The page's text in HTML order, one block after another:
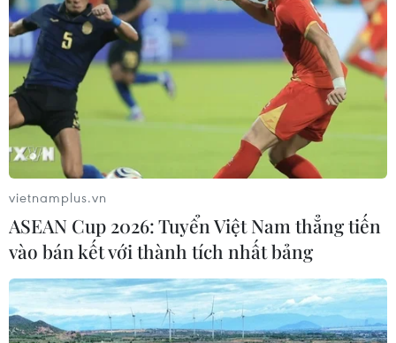
Vụ tai nạn nghiêm trọng ở Quảng Trị: Tập
trung cứu chữa các nạn nhân
Hiện 3 nạn nhân bị thương nặng trong vụ tai nạn đang
được điều trị tại Bệnh viện Đa khoa tỉnh Quảng Trị và 6
nạn nhân khác đang được điều trị ở Bệnh viện Đa khoa
khu vực Hướng Hóa.
vietnamplus.vn
ASEAN Cup 2026: Tuyển Việt Nam thẳng tiến
vào bán kết với thành tích nhất bảng